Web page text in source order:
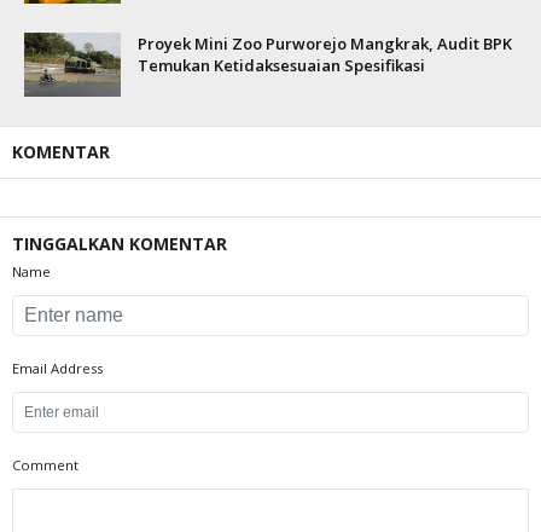
Proyek Mini Zoo Purworejo Mangkrak, Audit BPK
Temukan Ketidaksesuaian Spesifikasi
KOMENTAR
TINGGALKAN KOMENTAR
Name
Email Address
Comment